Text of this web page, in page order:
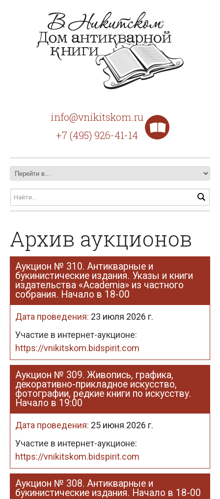
info@vnikitskom.ru
+7 (495) 926-41-14
Архив аукционов
Аукцион № 310. Антикварные и
букинистические издания. Указы и книги
издательства «Academia» из частного
собрания. Начало в 18-00
Дата проведения: 23 июля 2026 г.
Участие в интернет-аукционе:
https://vnikitskom.bidspirit.com
Аукцион № 309. Живопись, графика,
декоративно-прикладное искусство,
фотографии, редкие книги по искусству.
Начало в 19:00
Дата проведения: 25 июня 2026 г.
Участие в интернет-аукционе:
https://vnikitskom.bidspirit.com
Аукцион № 308. Антикварные и
букинистические издания. Начало в 18-00